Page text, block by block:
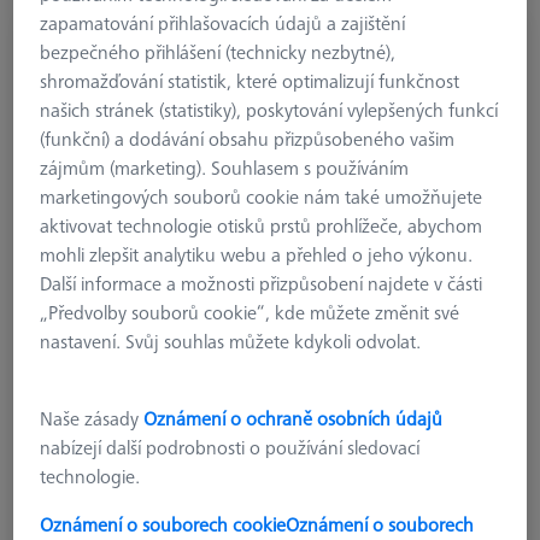
REFERENČNÍ ZNAČKY
Referenční značky 3,0 mm, keramické,
nekódované, 368 kusů
604001-2111-000
zapamatování přihlašovacích údajů a zajištění
bezpečného přihlášení (technicky nezbytné),
shromažďování statistik, které optimalizují funkčnost
našich stránek (statistiky), poskytování vylepšených funkcí
(funkční) a dodávání obsahu přizpůsobeného vašim
zájmům (marketing). Souhlasem s používáním
marketingových souborů cookie nám také umožňujete
aktivovat technologie otisků prstů prohlížeče, abychom
mohli zlepšit analytiku webu a přehled o jeho výkonu.
Další informace a možnosti přizpůsobení najdete v části
„Předvolby souborů cookie“, kde můžete změnit své
nastavení. Svůj souhlas můžete kdykoli odvolat.
Naše zásadyOznámení o ochraně osobních údajů
nabízejí další podrobnosti o používání sledovací
technologie.
Oznámení o souborech cookieOznámení o souborech